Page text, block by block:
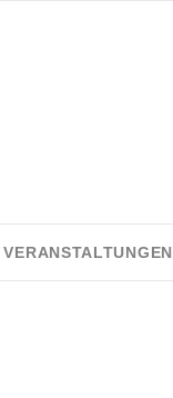
VERANSTALTUNGEN